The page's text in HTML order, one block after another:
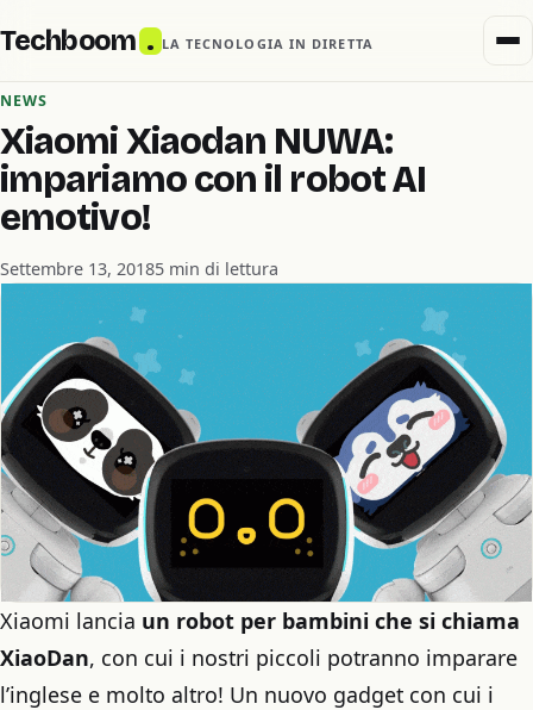
Techboom . LA TECNOLOGIA IN DIRETTA
NEWS
Xiaomi Xiaodan NUWA:
impariamo con il robot AI
emotivo!
Settembre 13, 20185 min di lettura
Xiaomi lancia un robot per bambini che si chiama
XiaoDan, con cui i nostri piccoli potranno imparare
l’inglese e molto altro! Un nuovo gadget con cui i